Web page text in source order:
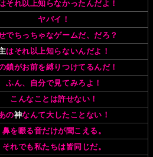
それ以上知らなかったんだよ！
ヤバイ！
でちっちゃなゲームだ、だろ？
はそれ以上知らないんだよ！
鎖がお前を縛りつけてるんだ！
ふん、自分で見てみろよ！
こんなことは許せない！
の神なんて大したことない！
鼻を啜る音だけが聞こえる。
それでも私たちは皆同じだ。